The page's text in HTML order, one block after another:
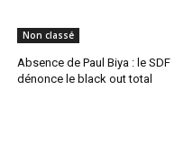
Non classé
Absence de Paul Biya : le SDF
dénonce le black out total